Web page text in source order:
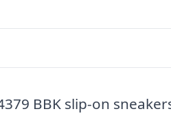
BBK slip-on